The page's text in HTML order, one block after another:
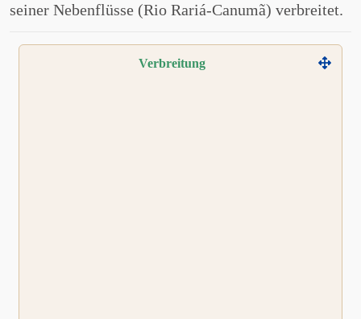
seiner Nebenflüsse (Rio Rariá-Canumã) verbreitet.
Verbreitung